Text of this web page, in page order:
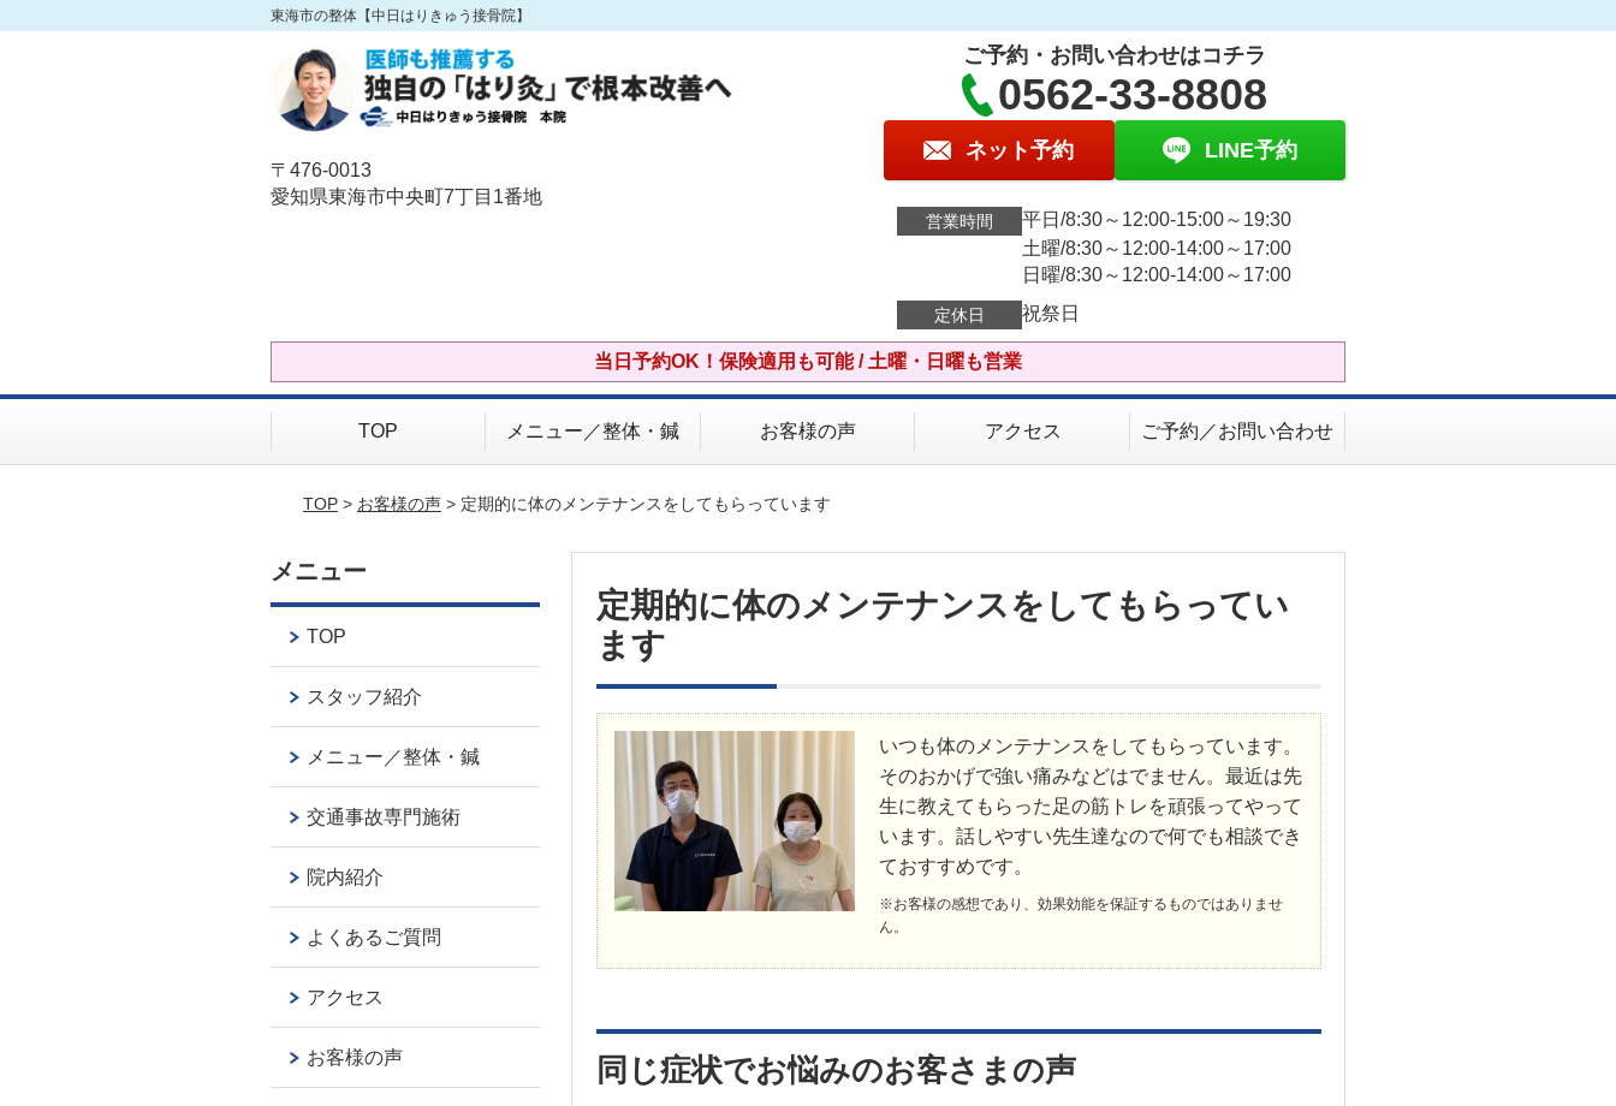
東海市の整体【中日はりきゅう接骨院】
〒476-0013
愛知県東海市中央町7丁目1番地
ご予約・お問い合わせはコチラ
0562-33-8808
ネット予約 LINE予約
営業時間
平日/8:30～12:00-15:00～19:30
土曜/8:30～12:00-14:00～17:00
日曜/8:30～12:00-14:00～17:00
定休日 祝祭日
当日予約OK！保険適用も可能 / 土曜・日曜も営業
TOP メニュー／整体・鍼 お客様の声 アクセス ご予約／お問い合わせ
TOP> お客様の声> 定期的に体のメンテナンスをしてもらっています
定期的に体のメンテナンスをしてもらってい
ます
いつも体のメンテナンスをしてもらっています。
そのおかげで強い痛みなどはでません。最近は先
生に教えてもらった足の筋トレを頑張ってやって
います。話しやすい先生達なので何でも相談でき
ておすすめです。
※お客様の感想であり、効果効能を保証するものではありませ
ん。
同じ症状でお悩みのお客さまの声
メニュー
TOP
スタッフ紹介
メニュー／整体・鍼
交通事故専門施術
院内紹介
よくあるご質問
アクセス
お客様の声